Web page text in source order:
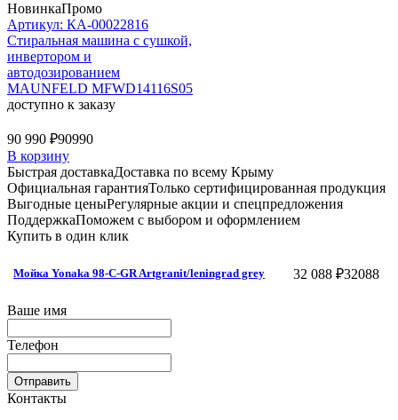
НовинкаПромо
Артикул: КА-00022816
Стиральная машина c сушкой,
инвертором и
автодозированием
MAUNFELD MFWD14116S05
доступно к заказу
90 990 ₽90990
В корзину
Быстрая доставкаДоставка по всему Крыму
Официальная гарантияТолько сертифицированная продукция
Выгодные ценыРегулярные акции и спецпредложения
ПоддержкаПоможем с выбором и оформлением
Купить в один клик
Мойка Yonaka 98-C-GR Artgranit/leningrad grey 32 088 ₽32088
Ваше имя
Телефон
Отправить
Контакты